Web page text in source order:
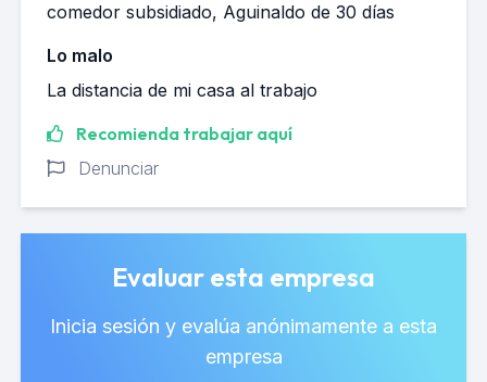
comedor subsidiado, Aguinaldo de 30 días
Lo malo
La distancia de mi casa al trabajo
Recomienda trabajar aquí
Denunciar
Evaluar esta empresa
Inicia sesión y evalúa anónimamente a esta
empresa